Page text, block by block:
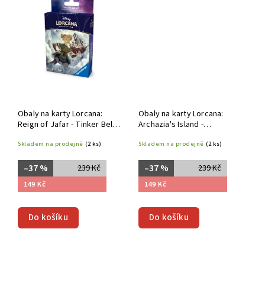
Obaly na karty Lorcana:
Reign of Jafar - Tinker Bell -
Skladem na prodejně (2 ks)
239 Kč
–37 %
149 Kč
Do košíku
Obaly na karty Lorcana:
Archazia's Island -
Skladem na prodejně (2 ks)
239 Kč
–37 %
149 Kč
Do košíku